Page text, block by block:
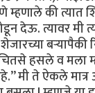
म्हणाले की
देऊ. त्यावर मी
बऱ्यापैकी
हसले व मला
मी ते ऐकले